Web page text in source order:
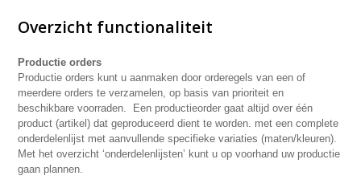
Overzicht functionaliteit
Productie orders
Productie orders kunt u aanmaken door orderegels van een of
meerdere orders te verzamelen, op basis van prioriteit en
beschikbare voorraden. Een productieorder gaat altijd over één
product (artikel) dat geproduceerd dient te worden. met een complete
onderdelenlijst met aanvullende specifieke variaties (maten/kleuren).
Met het overzicht ‘onderdelenlijsten’ kunt u op voorhand uw productie
gaan plannen.